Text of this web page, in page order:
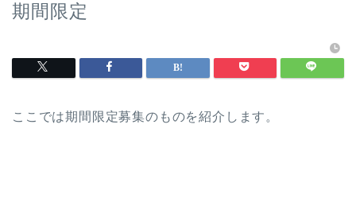
期間限定
ここでは期間限定募集のものを紹介します。